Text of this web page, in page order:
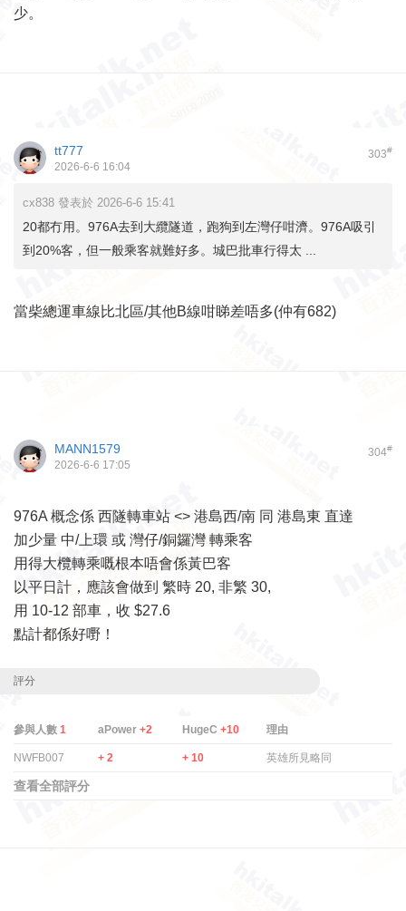
少。
303#
tt777
2026-6-6 16:04
cx838 發表於 2026-6-6 15:41
20都冇用。976A去到大纜隧道，跑狗到左灣仔咁濟。976A吸引
到20%客，但一般乘客就難好多。城巴批車行得太 ...
當柴總運車線比北區/其他B線咁睇差唔多(仲有682)
304#
MANN1579
2026-6-6 17:05
976A 概念係 西隧轉車站 <> 港島西/南 同 港島東 直達
加少量 中/上環 或 灣仔/銅鑼灣 轉乘客
用得大欖轉乘嘅根本唔會係黃巴客
以平日計，應該會做到 繁時 20, 非繁 30,
用 10-12 部車，收 $27.6
點計都係好嘢！
評分
參與人數 1 aPower +2 HugeC +10 理由
NWFB007 + 2 + 10 英雄所見略同
查看全部評分